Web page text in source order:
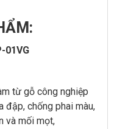
01VG
từ gỗ công nghiệp
đập, chống phai màu,
và mối mọt,